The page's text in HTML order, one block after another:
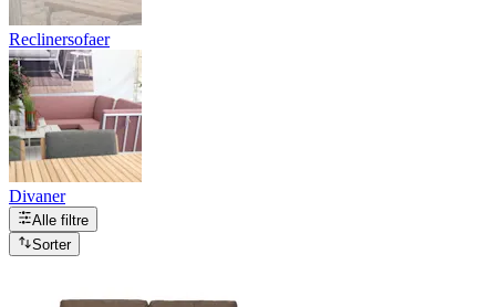
Reclinersofaer
Divaner
Alle filtre
Sorter